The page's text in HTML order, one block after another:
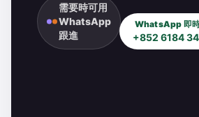
需要時可用
WhatsApp
跟進
WhatsApp 即
+852 6184